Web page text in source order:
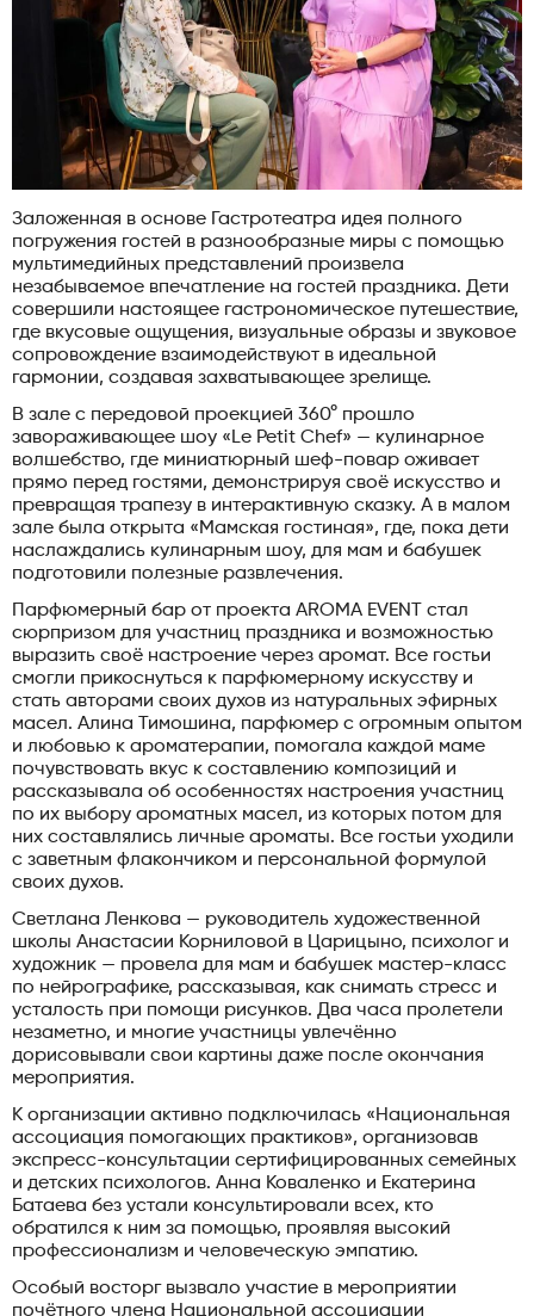
Заложенная в основе Гастротеатра идея полного
погружения гостей в разнообразные миры с помощью
мультимедийных представлений произвела
незабываемое впечатление на гостей праздника. Дети
совершили настоящее гастрономическое путешествие,
где вкусовые ощущения, визуальные образы и звуковое
сопровождение взаимодействуют в идеальной
гармонии, создавая захватывающее зрелище.
В зале с передовой проекцией 360° прошло
завораживающее шоу «Le Petit Chef» — кулинарное
волшебство, где миниатюрный шеф-повар оживает
прямо перед гостями, демонстрируя своё искусство и
превращая трапезу в интерактивную сказку. А в малом
зале была открыта «Мамская гостиная», где, пока дети
наслаждались кулинарным шоу, для мам и бабушек
подготовили полезные развлечения.
Парфюмерный бар от проекта AROMA EVENT стал
сюрпризом для участниц праздника и возможностью
выразить своё настроение через аромат. Все гостьи
смогли прикоснуться к парфюмерному искусству и
стать авторами своих духов из натуральных эфирных
масел. Алина Тимошина, парфюмер с огромным опытом
и любовью к ароматерапии, помогала каждой маме
почувствовать вкус к составлению композиций и
рассказывала об особенностях настроения участниц
по их выбору ароматных масел, из которых потом для
них составлялись личные ароматы. Все гостьи уходили
с заветным флакончиком и персональной формулой
своих духов.
Светлана Ленкова — руководитель художественной
школы Анастасии Корниловой в Царицыно, психолог и
художник — провела для мам и бабушек мастер-класс
по нейрографике, рассказывая, как снимать стресс и
усталость при помощи рисунков. Два часа пролетели
незаметно, и многие участницы увлечённо
дорисовывали свои картины даже после окончания
мероприятия.
К организации активно подключилась «Национальная
ассоциация помогающих практиков», организовав
экспресс-консультации сертифицированных семейных
и детских психологов. Анна Коваленко и Екатерина
Батаева без устали консультировали всех, кто
обратился к ним за помощью, проявляя высокий
профессионализм и человеческую эмпатию.
Особый восторг вызвало участие в мероприятии
почётного члена Национальной ассоциации